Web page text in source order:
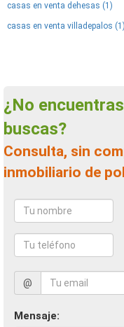
casas en venta dehesas (1)
casas en venta villadepalos (1)
¿No encuentras la casa en venta que
buscas?
Consulta, sin compromiso, a un agente
inmobiliario de
@
Mensaje: